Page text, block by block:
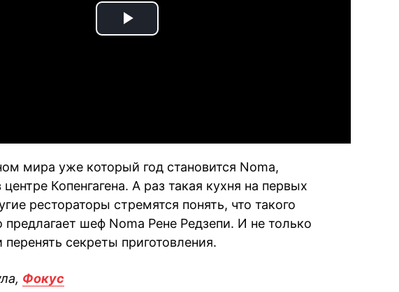
Play
мира уже который год становится Noma,
Копенгагена. А раз такая кухня на первых
рестораторы стремятся понять, что такого
предлагает шеф Noma Рене Редзепи. И не только
перенять секреты приготовления.
Фокус